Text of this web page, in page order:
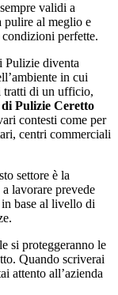
validi a
pulire al meglio e
perfette.
Pulizie diventa
in cui
tratti di un ufficio,
Pulizie Ceretto
contesti come per
centri commerciali
settore è la
lavorare prevede
base al livello di
si proteggeranno le
Quando scriverai
attento all’azienda